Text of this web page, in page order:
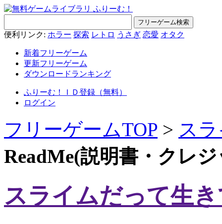
便利リンク: ホラー 探索 レトロ うさぎ 恋愛 オタク
新着フリーゲーム
更新フリーゲーム
ダウンロードランキング
ふりーむ！ＩＤ登録（無料）
ログイン
フリーゲームTOP > ス
ReadMe(説明書・クレ
スライムだって生